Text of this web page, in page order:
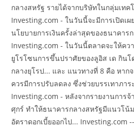
กลางสหรัฐ รายได้จากบริษัทในกลุ่มเทค
Investing.com - ในวันนี้จะมีการเปิดเ
นโยบายการเงินครั้งล่าสุดของธนาคาร
Investing.com - ในวันนี้ตลาดจะให้คว
ยูโรโซนการขึ้นปราศัยของลูอิส เด กิน
กลางยุโรป... และ แนวทางที่ 8 คือ หาก
ควรมีการปรับลดลง ซึ่งช่วยบรรเทาภา
Investing.com - หลังจากรายงานการ
ศุกร์ ทำให้ธนาคารกลางสหรัฐมีแนวโน้
อัตราดอกเบี้ยออกไป... Investing.com